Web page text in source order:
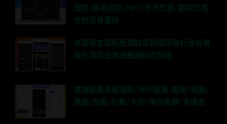
理财/跟单团队/NFT/币币交易/期权交易/
合约交易源码
多国语言国际版理财返利适用各行业投资
海外项目投资金融源码定制版
高端股票系统源码/海外股票/配资/美股/
港股/台股/打新/大宗/海外股票/多语言